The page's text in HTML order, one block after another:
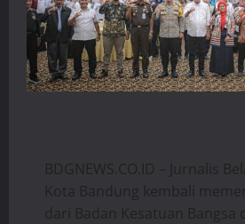
BDGNEWS.CO.ID – Jurnalis
Kota Bandung kembali
dari Badan Kesatuan Bangsa